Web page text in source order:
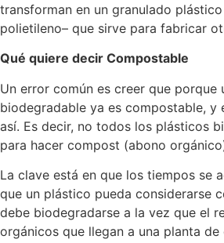
transforman en un granulado
polietileno– que sirve para fabricar
Qué quiere decir Compostable
Un error común es creer que porque
biodegradable ya es compostable, y
así. Es decir, no todos los plásticos
para hacer compost (abono
La clave está en que los tiempos se
que un plástico pueda considerarse
debe biodegradarse a la vez que el
orgánicos que llegan a una planta de